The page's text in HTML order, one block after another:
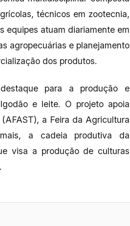
técnicos em zootecnia,
equipes atuam diariamente em
agropecuárias e planejamento
dos produtos.
para a produção e
e leite. O projeto apoia
a Feira da Agricultura
a cadeia produtiva da
visa a produção de culturas